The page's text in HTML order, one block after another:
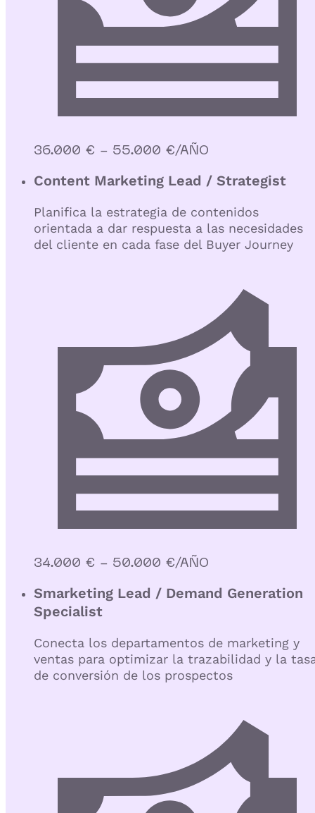
36.000 € - 55.000 €/AÑO
Content Marketing Lead / Strategist
Planifica la estrategia de contenidos
orientada a dar respuesta a las necesidades
del cliente en cada fase del Buyer Journey
34.000 € - 50.000 €/AÑO
Smarketing Lead / Demand Generation
Specialist
Conecta los departamentos de marketing y
ventas para optimizar la trazabilidad y la
de conversión de los prospectos